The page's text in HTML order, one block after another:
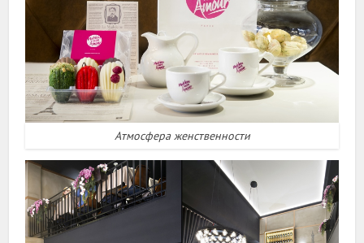
Атмосфера женственности